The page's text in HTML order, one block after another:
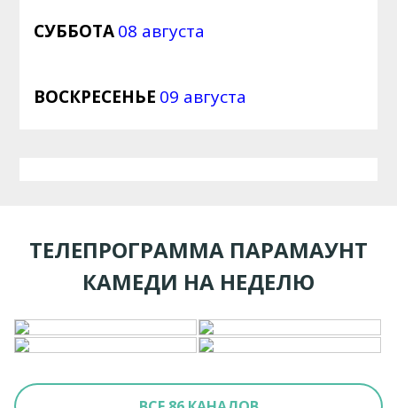
СУББОТА08 августа
ВОСКРЕСЕНЬЕ 09 августа
ТЕЛЕПРОГРАММА ПАРАМАУНТ
КАМЕДИ НА НЕДЕЛЮ